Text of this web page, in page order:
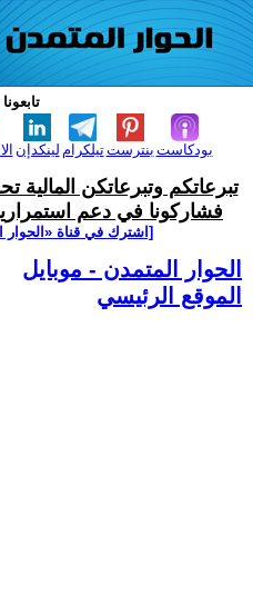
لينكدإن تيلكرامبنترست بودكاست
تبرعاتكم وتبرعاتكن المالية
فشاركونا في دعم
[اشترك في قناة ‫«الحوار
الحوار المتمدن - موبايل
الموقع الرئيسي